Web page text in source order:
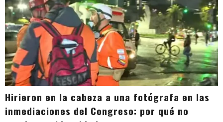
Hirieron en la cabeza a una fotógrafa en las
inmediaciones del Congreso: por qué no